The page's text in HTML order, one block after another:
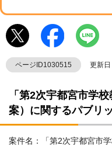
ページID1030515 更新日
「第2次宇都宮市学
案）に関するパブリ
案件名：「第2次宇都宮市